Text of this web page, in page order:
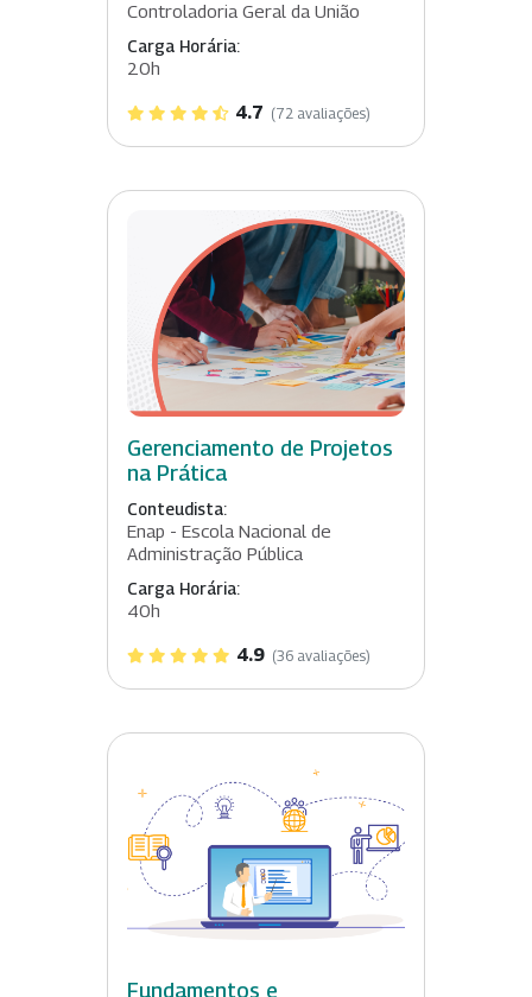
Controladoria Geral da União
Carga Horária:
20h
4.7 (72 avaliações)
Gerenciamento de Projetos
na Prática
Conteudista:
Enap - Escola Nacional de
Administração Pública
Carga Horária:
40h
4.9 (36 avaliações)
Fundamentos e